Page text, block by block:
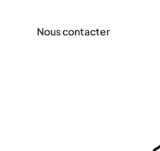
Nous contacter